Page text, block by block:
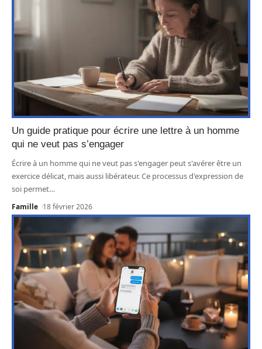
Un guide pratique pour écrire une lettre à un homme
qui ne veut pas s’engager
Écrire à un homme qui ne veut pas s'engager peut s'avérer être un
exercice délicat, mais aussi libérateur. Ce processus d'expression de
soi permet…
Famille 18 février 2026